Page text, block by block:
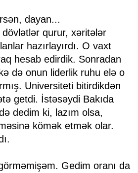
dayan...
qurur, xəritələr
hazırlayırdı. O vaxt
hesab edirdik. Sonradan
də onun liderlik ruhu elə o
Universiteti bitirdikdən
getdi. İstəsəydi Bakıda
dedim ki, lazım olsa,
kömək etmək olar.
Gedim oranı da